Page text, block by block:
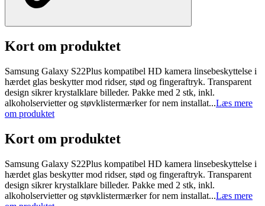
Kort om produktet
Samsung Galaxy S22Plus kompatibel HD kamera linsebeskyttelse i
hærdet glas beskytter mod ridser, stød og fingeraftryk. Transparent
design sikrer krystalklare billeder. Pakke med 2 stk, inkl.
alkoholservietter og støvklistermærker for nem installat...Læs mere
om produktet
Kort om produktet
Samsung Galaxy S22Plus kompatibel HD kamera linsebeskyttelse i
hærdet glas beskytter mod ridser, stød og fingeraftryk. Transparent
design sikrer krystalklare billeder. Pakke med 2 stk, inkl.
alkoholservietter og støvklistermærker for nem installat...Læs mere